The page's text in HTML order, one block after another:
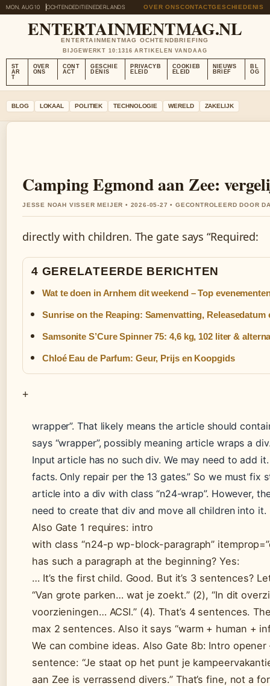
MON, AUG 10 OCHTENDEDITIENEDERLANDS OVER ONSCONTACTGESCHIEDENIS
ENTERTAINMENTMAG.NL
ENTERTAINMENTMAG OCHTENDBRIEFING
BIJGEWERKT 10:1316 ARTIKELEN VANDAAG
ST
AR
T
OVER
ONS
CONT
ACT
GESCHIE
DENIS
PRIVACYB
ELEID
COOKIEB
ELEID
NIEUWS
BRIEF
BL
OG
BLOG LOKAAL POLITIEK TECHNOLOGIE WERELD ZAKELIJK
Camping Egmond aan Zee:
JESSE NOAH VISSER MEIJER • 2026-05-27 • GECONTROLEERD DOOR
directly with children. The gate says “Required:
4 GERELATEERDE BERICHTEN
Wat te doen in Arnhem dit weekend – Top
Sunrise on the Reaping: Samenvatting, Releasedatum
Samsonite S’Cure Spinner 75: 4,6 kg, 102 liter &
Chloé Eau de Parfum: Geur, Prijs en Koopgids
+
wrapper”. That likely means the article should
says “wrapper”, possibly meaning article wraps a
Input article has no such div. We may need to add
facts. Only repair per the 13 gates.” So we must fix
article into a div with class “n24-wrap”. However,
need to create that div and move all children into it.
Also Gate 1 requires: intro
with class “n24-p wp-block-paragraph”
has such a paragraph at the beginning? Yes:
… It’s the first child. Good. But it’s 3 sentences?
“Van grote parken… wat je zoekt.” (2), “In dit
voorzieningen… ACSI.” (4). That’s 4 sentences.
max 2 sentences. Also it says “warm + human +
We can combine ideas. Also Gate 8b: Intro
sentence: “Je staat op het punt je
aan Zee is verrassend divers.” That’s fine, not a